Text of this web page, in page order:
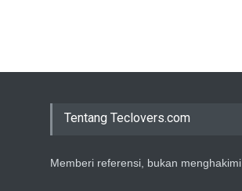
Tentang Teclovers.com
Memberi referensi, bukan menghakimi